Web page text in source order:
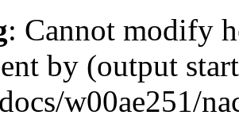
: Cannot modify
by (output
w00ae251/